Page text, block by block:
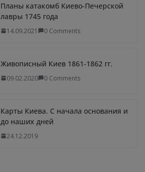
Планы катакомб Киево-Печерской
лавры 1745 года
14.09.2021 0 Comments
Живописный Киев 1861-1862 гг.
09.02.2020 0 Comments
Карты Киева. С начала основания и
до наших дней
24.12.2019